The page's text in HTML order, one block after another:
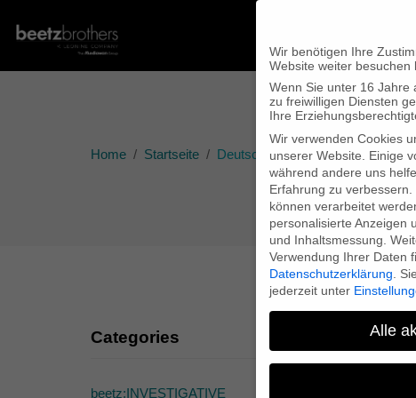
Home Startseite Deutschlandpremiere von
Categories
beetz:INVESTIGATIVE
Wir benötigen Ihre
Website weiter besuchen
Wenn Sie unter 16 Jahre
zu freiwilligen Diensten
Ihre
Wir verwenden Cookies
unserer Website. Einige
während andere uns
Erfahrung zu verbessern.
können verarbeitet
personalisierte Anzeigen
und Inhaltsmessung.
Verwendung Ihrer Daten
Datenschutzerklärung
jederzeit unter
Alle